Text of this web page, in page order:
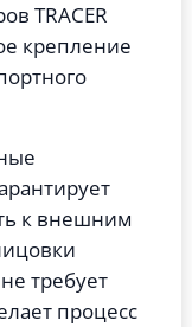
TRACER
крепление
к внешним
требует
процесс